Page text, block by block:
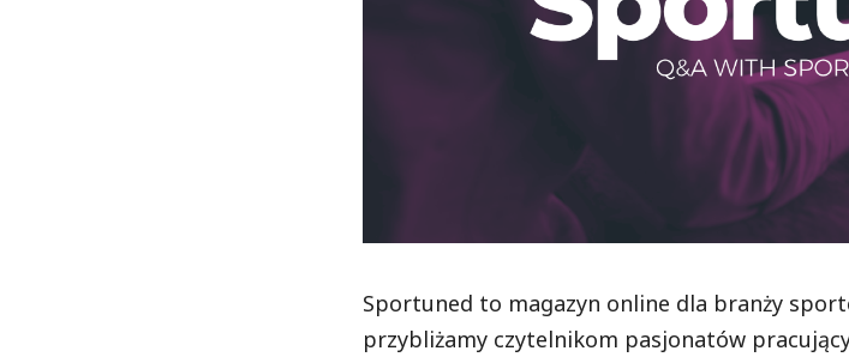
Sportuned to magazyn online dla branży
przybliżamy czytelnikom pasjonatów